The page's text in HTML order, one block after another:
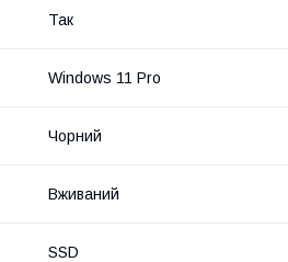
Так
Windows 11 Pro
Чорний
Вживаний
SSD